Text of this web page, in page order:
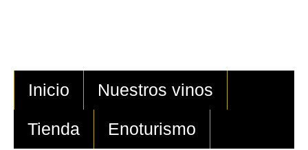
Inicio Nuestros vinos
Tienda Enoturismo